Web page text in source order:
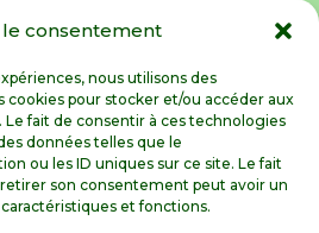
consentement
nous utilisons des
cookies pour stocker et/ou accéder aux
Le fait de consentir à ces technologies
données telles que le
ou les ID uniques sur ce site. Le fait
son consentement peut avoir un
et fonctions.
pour les pièces
jours pour les outillages de
de stock disponible)